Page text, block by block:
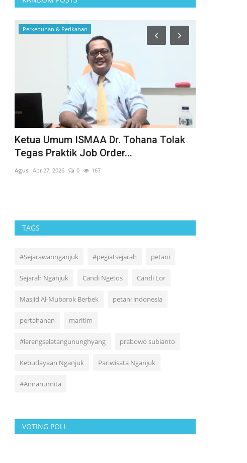
Perkebunan & Perikanan
Ketua Umum ISMAA Dr. Tohana Tolak
Tegas Praktik Job Order...
Agus Apr 27, 2026 0 167
TAGS
#Sejarawannganjuk #pegiatsejarah petani
Sejarah Nganjuk Candi Ngetos Candi Lor
Masjid Al-Mubarok Berbek petani indonesia
pertahanan maritim
#lerengselatangununghyang prabowo subianto
Kebudayaan Nganjuk Pariwisata Nganjuk
#Annanurnita
VOTING POLL